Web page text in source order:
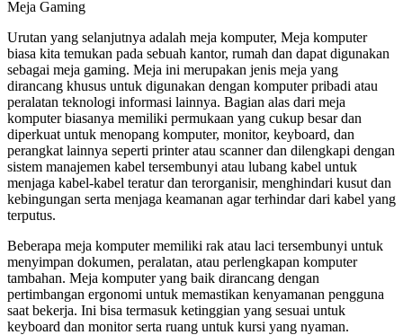
Meja Gaming
Urutan yang selanjutnya adalah meja komputer, Meja komputer
biasa kita temukan pada sebuah kantor, rumah dan dapat digunakan
sebagai meja gaming. Meja ini merupakan jenis meja yang
dirancang khusus untuk digunakan dengan komputer pribadi atau
peralatan teknologi informasi lainnya. Bagian alas dari meja
komputer biasanya memiliki permukaan yang cukup besar dan
diperkuat untuk menopang komputer, monitor, keyboard, dan
perangkat lainnya seperti printer atau scanner dan dilengkapi dengan
sistem manajemen kabel tersembunyi atau lubang kabel untuk
menjaga kabel-kabel teratur dan terorganisir, menghindari kusut dan
kebingungan serta menjaga keamanan agar terhindar dari kabel yang
terputus.
Beberapa meja komputer memiliki rak atau laci tersembunyi untuk
menyimpan dokumen, peralatan, atau perlengkapan komputer
tambahan. Meja komputer yang baik dirancang dengan
pertimbangan ergonomi untuk memastikan kenyamanan pengguna
saat bekerja. Ini bisa termasuk ketinggian yang sesuai untuk
keyboard dan monitor serta ruang untuk kursi yang nyaman.